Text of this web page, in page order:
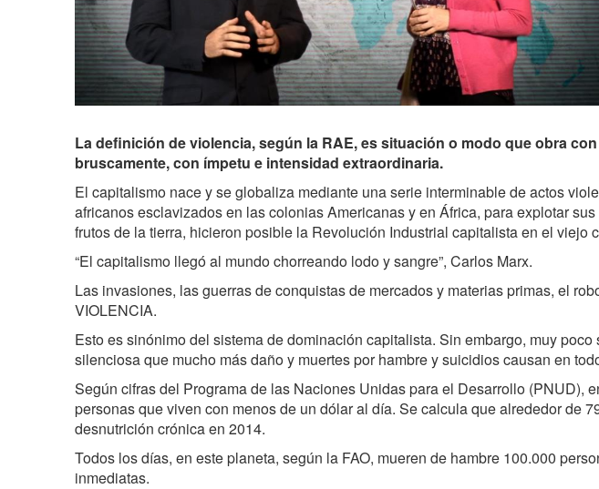
La definición de violencia, según la RAE, es situación o modo que obra
bruscamente, con ímpetu e intensidad extraordinaria.
El capitalismo nace y se globaliza mediante una serie interminable de actos
africanos esclavizados en las colonias Americanas y en África, para explotar
frutos de la tierra, hicieron posible la Revolución Industrial capitalista en el viejo
“El capitalismo llegó al mundo chorreando lodo y sangre”, Carlos Marx.
Las invasiones, las guerras de conquistas de mercados y materias primas, el
VIOLENCIA.
Esto es sinónimo del sistema de dominación capitalista. Sin embargo, muy
silenciosa que mucho más daño y muertes por hambre y suicidios causan en
Según cifras del Programa de las Naciones Unidas para el Desarrollo (PNUD),
personas que viven con menos de un dólar al día. Se calcula que alrededor de
desnutrición crónica en 2014.
Todos los días, en este planeta, según la FAO, mueren de hambre 100.000
inmediatas.